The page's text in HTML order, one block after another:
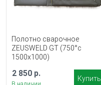
Полотно сварочное
ZEUSWELD GT (750°с
1500x1000)
2 850 р.
Купить